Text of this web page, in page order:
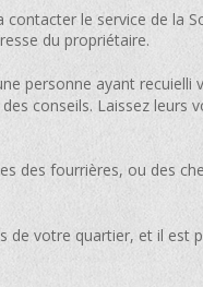
le service de la
du propriétaire.
personne ayant recuielli
conseils. Laissez leurs
des fourrières, ou des
de votre quartier, et il est